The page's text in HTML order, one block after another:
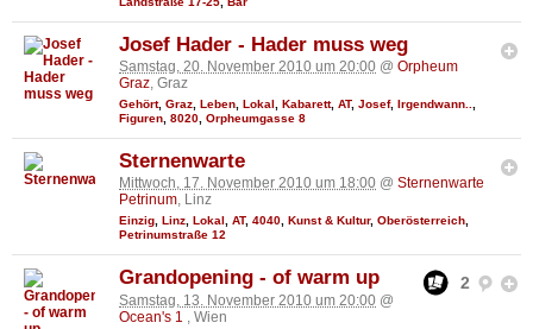
Josef Hader - Hader muss weg
Samstag, 20. November 2010 um 20:00 @ Orpheum
Graz, Graz
Gehört, Graz Leben Lokal Kabarett, AT, Josef, Irgendwann..
Figuren 8020 Orpheumgasse 8
Sternenwarte
Mittwoch, 17. November 2010 um 18:00 @ Sternenwarte
Petrinum, Linz
Einzig, Linz, Lokal , AT, 4040, Kunst & Kultur, Oberösterreich,
Petrinumstraße 12
2
Grandopening - of warm up
Samstag, 13. November 2010 um 20:00 @
Ocean's 1
, Wien